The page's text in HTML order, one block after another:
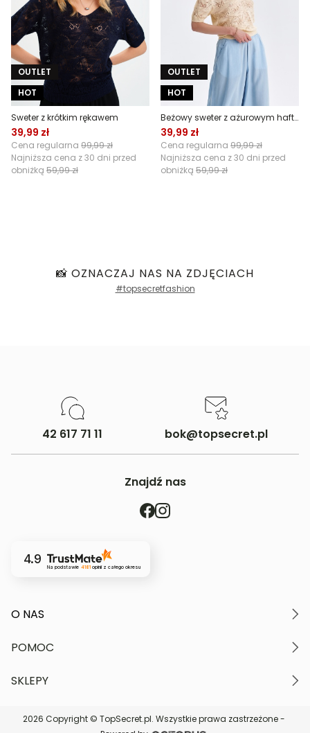
OUTLET
HOT
Sweter z krótkim rękawem
39,99 zł
Cena regularna 99,99 zł
Najniższa cena z 30 dni przed
obniżką 59,99 zł
OUTLET
HOT
Beżowy sweter z ażurowym haftem
39,99 zł
Cena regularna 99,99 zł
Najniższa cena z 30 dni przed
obniżką 59,99 zł
📸 OZNACZAJ NAS NA ZDJĘCIACH
#topsecretfashion
42 617 71 11 bok@topsecret.pl
Znajdź nas
4.9
Na podstawie 4181opinii z całego okresu
O NAS
Nasze wartości
Kontakt
POMOC
Regulamin serwisu
Zwroty i reklamacje
SKLEPY
DARMOWA DOSTAWA do sklepów
2026 Copyright © TopSecret.pl. Wszystkie prawa zastrzeżone -